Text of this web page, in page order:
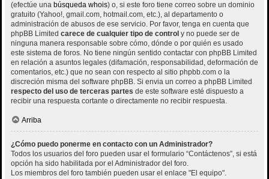
(efectúe una búsqueda whois) o, si este foro tiene correo sobre un dominio
gratuito (Yahoo!, gmail.com, hotmail.com, etc.), al departamento o
administración de abusos de ese servicio. Por favor, tenga en cuenta que
phpBB Limited carece de cualquier tipo de control y no puede ser de
ninguna manera responsable sobre cómo, dónde o por quién es usado
este sistema de foros. No tiene ningún sentido contactar con phpBB Limited
en relación a asuntos legales (difamación, responsabilidad, deformación de
comentarios, etc.) que no sean con respecto al sitio phpbb.com o la
discreción misma del software phpBB. Si envia un correo a phpBB Limited
respecto del uso de terceras partes de este software esté dispuesto a
recibir una respuesta cortante o directamente no recibir respuesta.
Arriba
¿Cómo puedo ponerme en contacto con un Administrador?
Todos los usuarios del foro pueden usar el formulario “Contáctenos”, si está
opción ha sido habilitada por el Administrador del foro.
Los miembros del foro también pueden usar el enlace "El equipo".